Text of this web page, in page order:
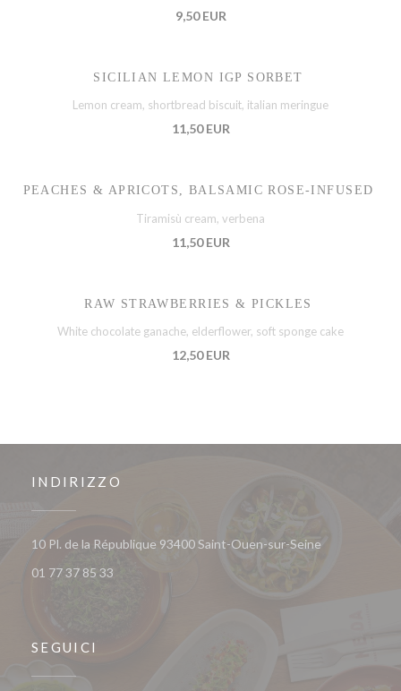
9,50 EUR
SICILIAN LEMON IGP SORBET
Lemon cream, shortbread biscuit, italian meringue
11,50 EUR
PEACHES & APRICOTS, BALSAMIC ROSE-INFUSED
Tiramisù cream, verbena
11,50 EUR
RAW STRAWBERRIES & PICKLES
White chocolate ganache, elderflower, soft sponge cake
12,50 EUR
INDIRIZZO
10 Pl. de la République 93400 Saint-Ouen-sur-Seine((apre una
01 77 37 85 33
SEGUICI